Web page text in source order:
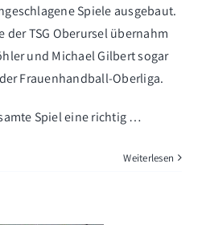
Spiele ausgebaut.
TSG Oberursel übernahm
und Michael Gilbert sogar
Frauenhandball-Oberliga.
Spiel eine richtig …
Weiterlesen